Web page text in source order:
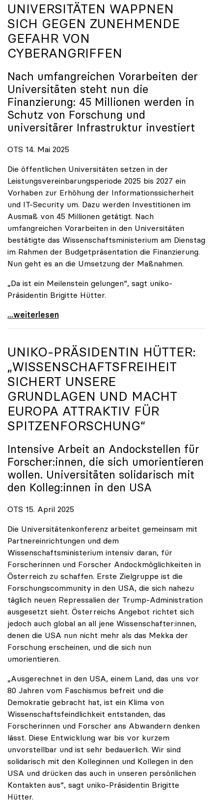
UNIVERSITÄTEN WAPPNEN
SICH GEGEN ZUNEHMENDE
GEFAHR VON
CYBERANGRIFFEN
Nach umfangreichen Vorarbeiten der
Universitäten steht nun die
Finanzierung: 45 Millionen werden in
Schutz von Forschung und
universitärer Infrastruktur investiert
OTS 14. Mai 2025
Die öffentlichen Universitäten setzen in der
Leistungsvereinbarungsperiode 2025 bis 2027 ein
Vorhaben zur Erhöhung der Informationssicherheit
und IT-Security um. Dazu werden Investitionen im
Ausmaß von 45 Millionen getätigt. Nach
umfangreichen Vorarbeiten in den Universitäten
bestätigte das Wissenschaftsministerium am Dienstag
im Rahmen der Budgetpräsentation die Finanzierung.
Nun geht es an die Umsetzung der Maßnahmen.
„Da ist ein Meilenstein gelungen“, sagt uniko-
Präsidentin Brigitte Hütter.
Universitäten wappnen sich gegen zunehmende Gefahr
...weiterlesen
UNIKO-PRÄSIDENTIN HÜTTER:
„WISSENSCHAFTSFREIHEIT
SICHERT UNSERE
GRUNDLAGEN UND MACHT
EUROPA ATTRAKTIV FÜR
SPITZENFORSCHUNG“
Intensive Arbeit an Andockstellen für
Forscher:innen, die sich umorientieren
wollen. Universitäten solidarisch mit
den Kolleg:innen in den USA
OTS 15. April 2025
Die Universitätenkonferenz arbeitet gemeinsam mit
Partnereinrichtungen und dem
Wissenschaftsministerium intensiv daran, für
Forscherinnen und Forscher Andockmöglichkeiten in
Österreich zu schaffen. Erste Zielgruppe ist die
Forschungscommunity in den USA, die sich nahezu
täglich neuen Repressalien der Trump-Administration
ausgesetzt sieht. Österreichs Angebot richtet sich
jedoch auch global an all jene Wissenschafter:innen,
denen die USA nun nicht mehr als das Mekka der
Forschung erscheinen, und die sich nun
umorientieren.
„Ausgerechnet in den USA, einem Land, das uns vor
80 Jahren vom Faschismus befreit und die
Demokratie gebracht hat, ist ein Klima von
Wissenschaftsfeindlichkeit entstanden, das
Forscherinnen und Forscher ans Abwandern denken
lässt. Diese Entwicklung war bis vor kurzem
unvorstellbar und ist sehr bedauerlich. Wir sind
solidarisch mit den Kolleginnen und Kollegen in den
USA und drücken das auch in unseren persönlichen
Kontakten aus“, sagt uniko-Präsidentin Brigitte
Hütter.